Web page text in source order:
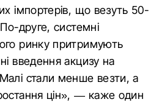
імпортерів, що везуть 50-
друге, системні
ринку притримують
введення акцизу на
стали менше везти, а
цін», — каже один